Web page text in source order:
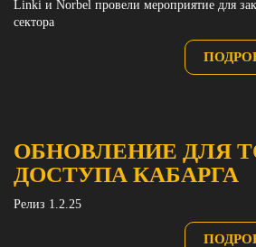
Linki и Norbel провели мероприятие для
сектора
ОБНОВЛЕНИЕ ДЛЯ
ДОСТУПА КАБАРГА
Релиз 1.2.25